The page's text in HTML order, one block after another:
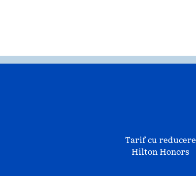
Tarif cu reducere
Hilton Honors